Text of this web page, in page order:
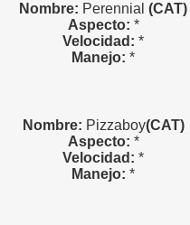
Nombre: Perennial (CAT)
Aspecto: *
Velocidad: *
Manejo: *
Nombre: Pizzaboy(CAT)
Aspecto: *
Velocidad: *
Manejo: *